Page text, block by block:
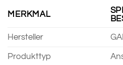
MERKMAL
Hersteller
Produkttyp